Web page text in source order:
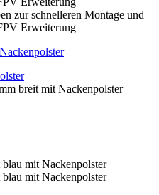
breit mit Nackenpolster